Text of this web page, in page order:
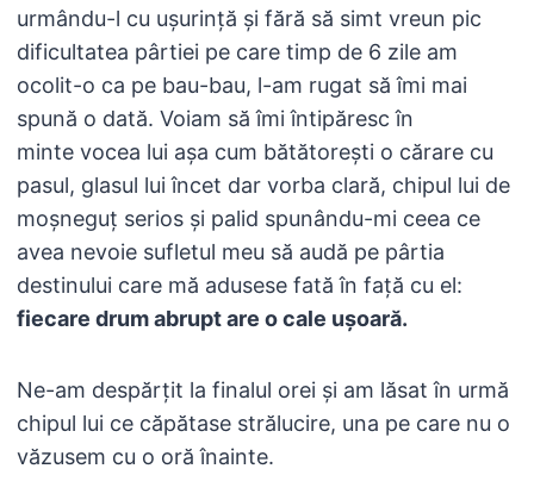
urmându-l cu ușurință și fără să simt vreun pic
dificultatea pârtiei pe care timp de 6 zile am
ocolit-o ca pe bau-bau, l-am rugat să îmi mai
spună o dată. Voiam să îmi întipăresc în
minte vocea lui așa cum bătătorești o cărare cu
pasul, glasul lui încet dar vorba clară, chipul lui de
moșneguț serios și palid spunându-mi ceea ce
avea nevoie sufletul meu să audă pe pârtia
destinului care mă adusese fată în față cu el:
fiecare drum abrupt are o cale ușoară.
Ne-am despărțit la finalul orei și am lăsat în urmă
chipul lui ce căpătase strălucire, una pe care nu o
văzusem cu o oră înainte.